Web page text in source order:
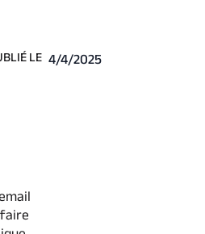
LE 4/4/2025